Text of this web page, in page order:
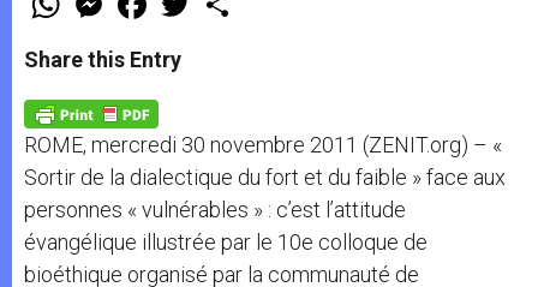
t
s
p
p
e
s
e
g
e
r
a
e
b
o
k
w
Share this Entry
ROME, mercredi 30 novembre 2011 (ZENIT.org) – «
Sortir de la dialectique du fort et du faible » face aux
personnes « vulnérables » : c’est l’attitude
évangélique illustrée par le 10e colloque de
bioéthique organisé par la communauté de